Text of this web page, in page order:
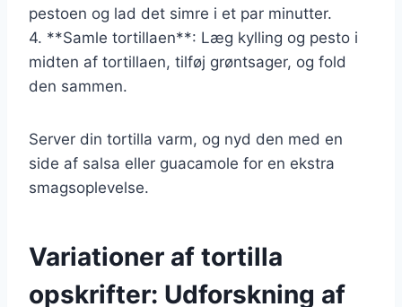
pestoen og lad det simre i et par minutter.
4. **Samle tortillaen**: Læg kylling og pesto i
midten af tortillaen, tilføj grøntsager, og fold
den sammen.
Server din tortilla varm, og nyd den med en
side af salsa eller guacamole for en ekstra
smagsoplevelse.
Variationer af tortilla
opskrifter: Udforskning af